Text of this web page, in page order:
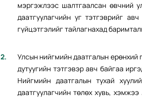
мэргэжлээс шалтгаалсан өвчний
даатгуулагчийн уг тэтгэврийг
гүйцэтгэлийг тайлагнахад
Улсын нийгмийн даатгалын ерөнхий
дутуугийн тэтгэвэр авч байгаа
Нийгмийн даатгалын тухай
даатгуулагчийн төлөх хувь,